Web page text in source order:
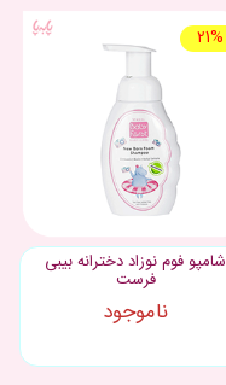
21%
شامپو فوم نوزاد دخترانه بیبی
فرست
ناموجود